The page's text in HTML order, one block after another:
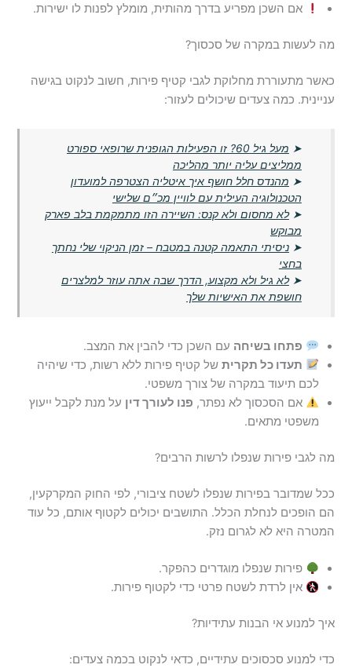
אם השכן מפריע בדרך מהותית, מומלץ לפנות לו ישירות.
מה לעשות במקרה של סכסוך?
כאשר מתעוררת מחלוקת לגבי קטיף פירות, חשוב לנקוט בגישה
עניינית. כמה צעדים שיכולים לעזור:
➤
מעל גיל 60? זו הפעילות הגופנית שרופאי ספורט
ממליצים עליה יותר מהליכה
➤ מהנדס חלל חושף איך איטליה הצטרפה למועדון
הטכנולוגיה העילית עם לוויין מכ״ם שלישי
➤לא מחסום ולא קנס: השיירה הזו מתמקמת בלב פארק
מבוקש
➤ניסיתי התאמה קטנה במטבח – זמן הניקוי שלי נחתך
בחצי
➤לא גיל ולא מקצוע, הדרך שבה אתה עוזר למלצרים
חושפת את האישיות שלך
פתחו בשיחה עם השכן כדי להבין את המצב.
תעדו כל תקרית של קטיף פירות ללא רשות, כדי שיהיה
לכם תיעוד במקרה של צורך משפטי.
אם הסכסוך לא נפתר, פנו לעורך דין על מנת לקבל ייעוץ
משפטי מתאים.
מה לגבי פירות שנפלו לרשות הרבים?
ככל שמדובר בפירות שנפלו לשטח ציבורי, לפי החוק המקרקעין,
הם הופכים לנחלת הכלל. התושבים יכולים לקטוף אותם, כל עוד
המטרה היא לא לגרום נזק.
פירות שנפלו מוגדרים כהפקר.
אין לרדת לשטח פרטי כדי לקטוף פירות.
איך למנוע אי הבנות עתידיות?
כדי למנוע סכסוכים עתידיים, כדאי לנקוט בכמה צעדים: